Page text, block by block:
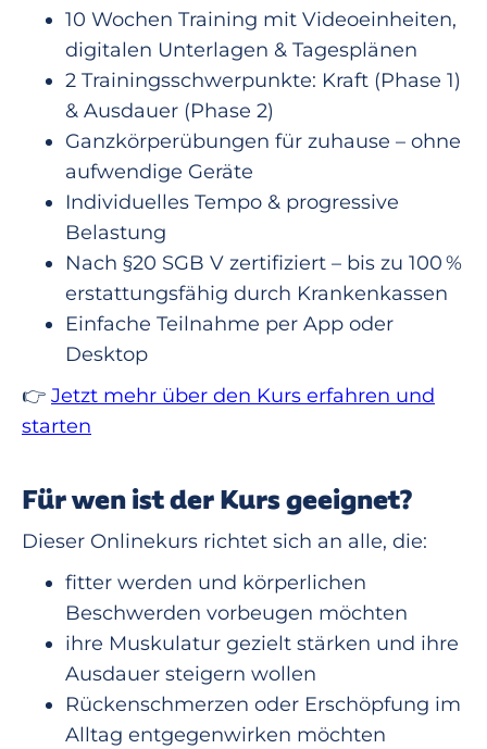
10 Wochen Training mit Videoeinheiten,
digitalen Unterlagen & Tagesplänen
2 Trainingsschwerpunkte: Kraft (Phase 1)
& Ausdauer (Phase 2)
Ganzkörperübungen für zuhause – ohne
aufwendige Geräte
Individuelles Tempo & progressive
Belastung
Nach §20 SGB V zertifiziert – bis zu 100 %
erstattungsfähig durch Krankenkassen
Einfache Teilnahme per App oder
Desktop
👉 Jetzt mehr über den Kurs erfahren und
starten
Für wen ist der Kurs geeignet?
Dieser Onlinekurs richtet sich an alle, die:
fitter werden und körperlichen
Beschwerden vorbeugen möchten
ihre Muskulatur gezielt stärken und ihre
Ausdauer steigern wollen
Rückenschmerzen oder Erschöpfung im
Alltag entgegenwirken möchten